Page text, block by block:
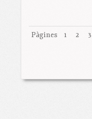
Pàgines 1 2 3